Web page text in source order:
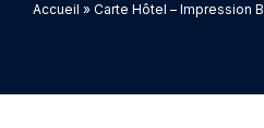
Accueil » Carte Hôtel – Impression